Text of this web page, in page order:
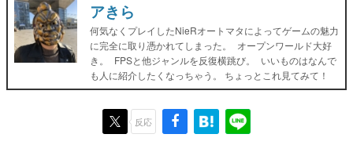
アきら
何気なくプレイしたNieRオートマタによってゲームの魅力
に完全に取り憑かれてしまった。 オープンワールド大好
き。 FPSと他ジャンルを反復横跳び。 いいものはなんで
も人に紹介したくなっちゃう。 ちょっとこれ見てみて！
反応